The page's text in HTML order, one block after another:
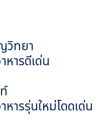
วิทยา
หารดีเด่น
ารรุ่นใหม่โดดเด่น